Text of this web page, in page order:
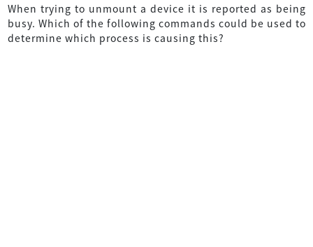
When trying to unmount a device it is reported as being
busy. Which of the following commands could be used to
determine which process is causing this?